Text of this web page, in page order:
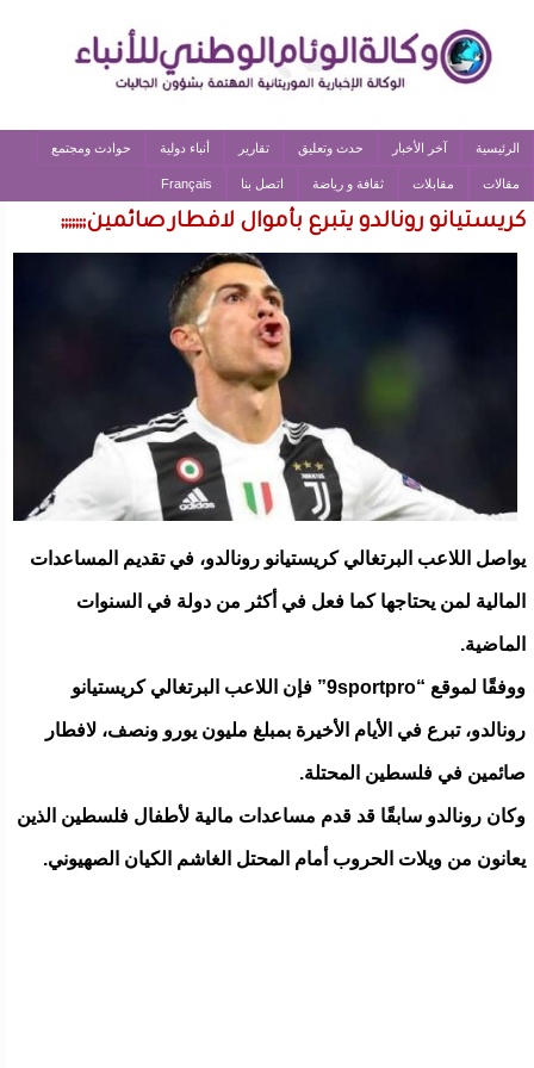
الرئيسية آخر الأخبار حدث وتعليق تقارير أنباء دولية حوادث ومجتمع
مقالات مقابلات ثقافة و رياضة اتصل بنا Français
كريستيانو رونالدو يتبرع بأموال لافطار صائمين;;;;;;;
يواصل اللاعب البرتغالي كريستيانو رونالدو، في تقديم المساعدات
المالية لمن يحتاجها كما فعل في أكثر من دولة في السنوات
الماضية.
ووفقًا لموقع “9sportpro” فإن اللاعب البرتغالي كريستيانو
رونالدو، تبرع في الأيام الأخيرة بمبلغ مليون يورو ونصف، لافطار
صائمين في فلسطين المحتلة.
وكان رونالدو سابقًا قد قدم مساعدات مالية لأطفال فلسطين الذين
يعانون من ويلات الحروب أمام المحتل الغاشم الكيان الصهيوني.